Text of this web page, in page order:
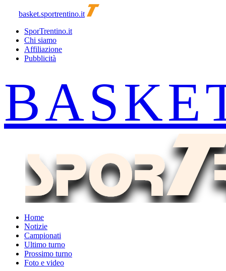
basket.sportrentino.it
SporTrentino.it
Chi siamo
Affiliazione
Pubblicità
Home
Notizie
Campionati
Ultimo turno
Prossimo turno
Foto e video